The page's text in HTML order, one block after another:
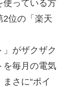
使っている方
2位の「楽天
がザクザク
を毎月の電気
さに“ポイ